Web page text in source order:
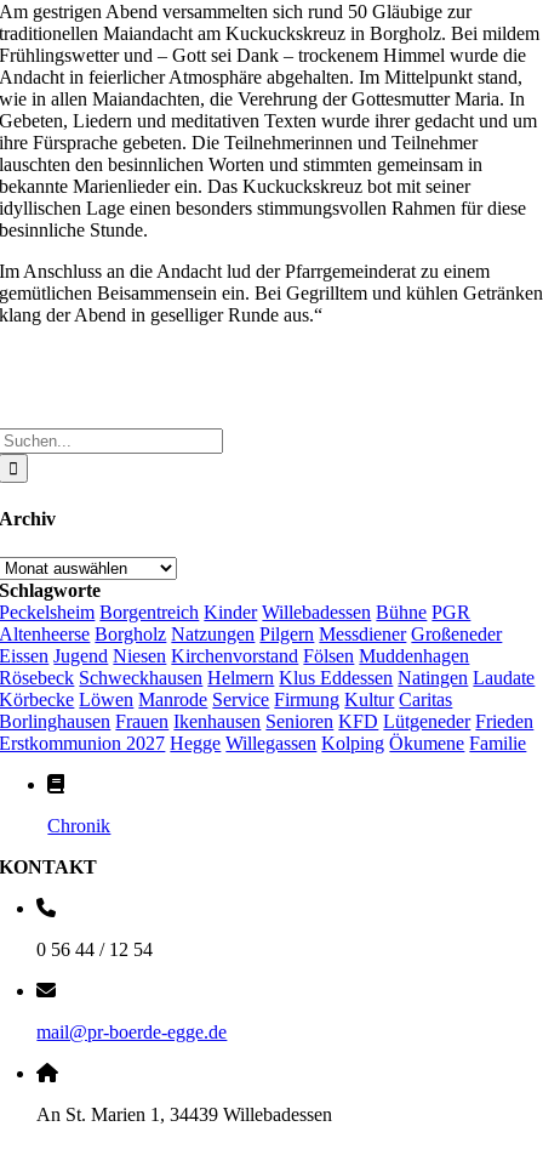
Am gestrigen Abend versammelten sich rund 50 Gläubige zur
traditionellen Maiandacht am Kuckuckskreuz in Borgholz. Bei mildem
Frühlingswetter und – Gott sei Dank – trockenem Himmel wurde die
Andacht in feierlicher Atmosphäre abgehalten. Im Mittelpunkt stand,
wie in allen Maiandachten, die Verehrung der Gottesmutter Maria. In
Gebeten, Liedern und meditativen Texten wurde ihrer gedacht und um
ihre Fürsprache gebeten. Die Teilnehmerinnen und Teilnehmer
lauschten den besinnlichen Worten und stimmten gemeinsam in
bekannte Marienlieder ein. Das Kuckuckskreuz bot mit seiner
idyllischen Lage einen besonders stimmungsvollen Rahmen für diese
besinnliche Stunde.
Im Anschluss an die Andacht lud der Pfarrgemeinderat zu einem
gemütlichen Beisammensein ein. Bei Gegrilltem und kühlen Getränken
klang der Abend in geselliger Runde aus.“
Archiv
Schlagworte
Peckelsheim Borgentreich Kinder Willebadessen Bühne PGR
Altenheerse Borgholz Natzungen Pilgern Messdiener Großeneder
Eissen Jugend Niesen Kirchenvorstand Fölsen Muddenhagen
Rösebeck Schweckhausen Helmern Klus Eddessen Natingen Laudate
Körbecke Löwen Manrode Service Firmung Kultur Caritas
Borlinghausen Frauen Ikenhausen Senioren KFD Lütgeneder Frieden
Erstkommunion 2027 Hegge Willegassen Kolping Ökumene Familie
Chronik
KONTAKT
0 56 44 / 12 54
mail@pr-boerde-egge.de
An St. Marien 1, 34439 Willebadessen